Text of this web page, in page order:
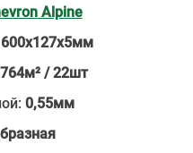
Alpine
600х127х5мм
/ 22шт
0,55мм